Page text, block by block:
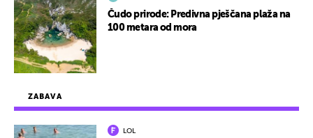
ZABAVA
LOL
Čudo prirode: Predivna pješčana plaža na
100 metara od mora